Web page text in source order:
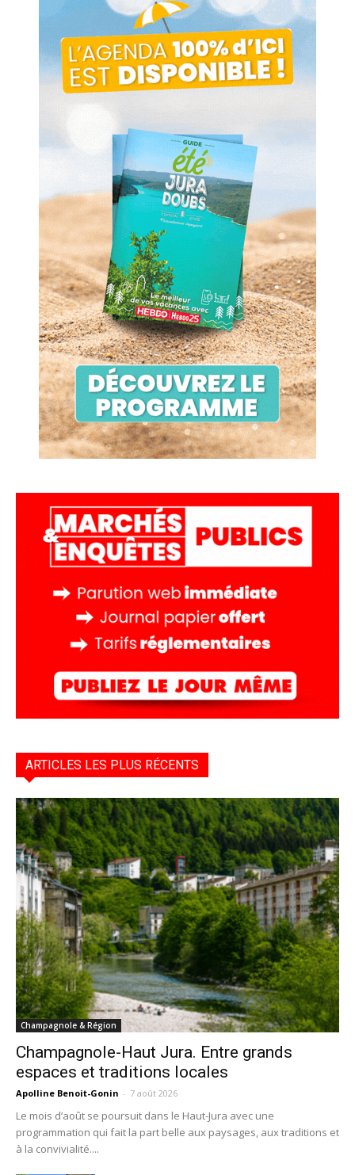
ARTICLES LES PLUS RÉCENTS
Champagnole & Région
Champagnole-Haut Jura. Entre grands
espaces et traditions locales
Apolline Benoit-Gonin - 7 août 2026
Le mois d’août se poursuit dans le Haut-Jura avec une
programmation qui fait la part belle aux paysages, aux traditions et
à la convivialité....